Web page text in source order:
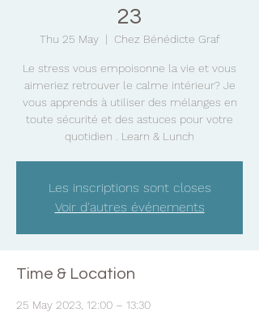
23
Thu 25 May
  |
Chez Bénédicte Graf
Le stress vous empoisonne la vie et vous
aimeriez retrouver le calme intérieur? Je
vous apprends à utiliser des mélanges en
toute sécurité et des astuces pour votre
quotidien . Learn & Lunch
Les inscriptions sont closes
Voir d'autres événements
Time & Location
25 May 2023, 12:00 – 13:30